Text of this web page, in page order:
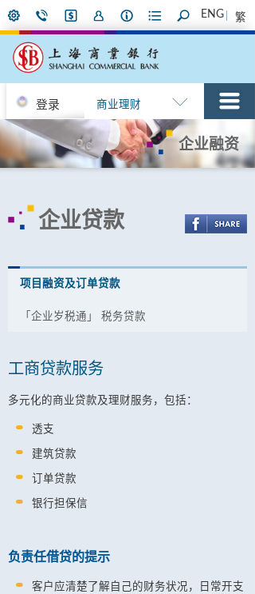
ENG 繁
登录 商业理财
企业融资
企业贷款
项目融资及订单贷款
「企业岁税通」 税务贷款
工商贷款服务
多元化的商业贷款及理财服务，包括：
透支
建筑贷款
订单贷款
银行担保信
负责任借贷的提示
客户应清楚了解自己的财务状况，日常开支